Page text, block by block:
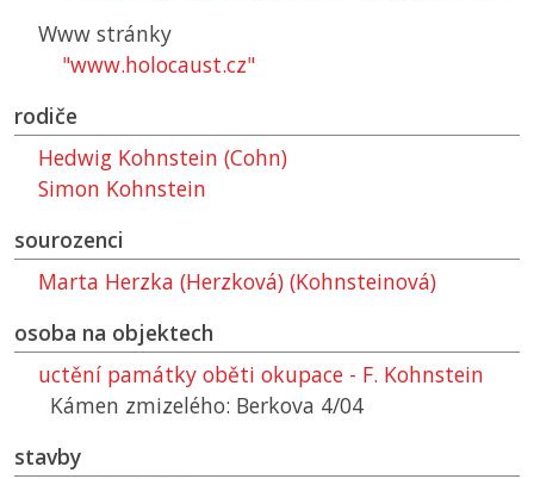
Www stránky
"www.holocaust.cz"
rodiče
Hedwig Kohnstein (Cohn)
Simon Kohnstein
sourozenci
Marta Herzka (Herzková) (Kohnsteinová)
osoba na objektech
uctění památky oběti okupace - F. Kohnstein
Kámen zmizelého: Berkova 4/04
stavby